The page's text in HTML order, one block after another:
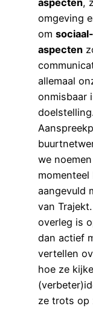
aspecten,
omgeving
om
aspecten
allemaal
onmisbaar
we noemen
aangevuld
van
overleg is
dan actief
vertellen
hoe ze
ze trots op